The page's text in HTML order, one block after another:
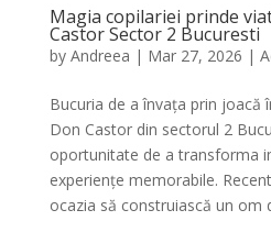
Magia copilariei prinde
Castor Sector 2 Bucuresti
by Andreea | Mar 27, 2026 |
Bucuria de a învața prin joacă
Don Castor din sectorul 2
oportunitate de a transforma
experiențe memorabile.
ocazia să construiască un om